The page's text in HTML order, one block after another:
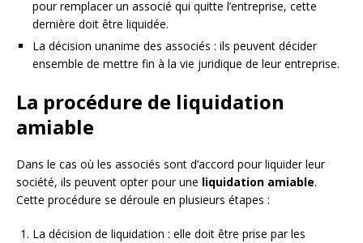
pour remplacer un associé qui quitte l’entreprise, cette
dernière doit être liquidée.
La décision unanime des associés : ils peuvent décider
ensemble de mettre fin à la vie juridique de leur entreprise.
La procédure de liquidation
amiable
Dans le cas où les associés sont d’accord pour liquider leur
société, ils peuvent opter pour une liquidation amiable.
Cette procédure se déroule en plusieurs étapes :
La décision de liquidation : elle doit être prise par les